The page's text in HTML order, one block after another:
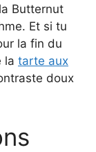
Butternut
Et si tu
la fin du
la tarte aux
doux